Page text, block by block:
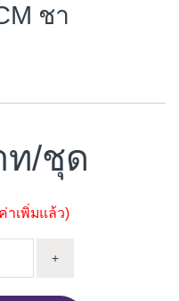
ชา
/ชุด
าเพิ่มแล้ว)
+